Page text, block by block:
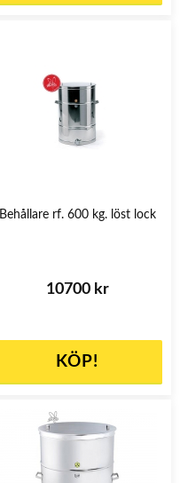
Behållare rf. 600 kg. löst lock
10700 kr
KÖP!